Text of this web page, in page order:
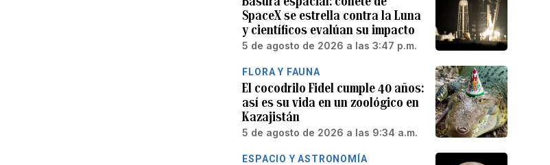
SpaceX se estrella contra la Luna
y científicos evalúan su impacto
5 de agosto de 2026 a las 3:47 p.m.
FLORA Y FAUNA
El cocodrilo Fidel cumple 40 años:
así es su vida en un zoológico en
Kazajistán
5 de agosto de 2026 a las 9:34 a.m.
ESPACIO Y ASTRONOMÍA